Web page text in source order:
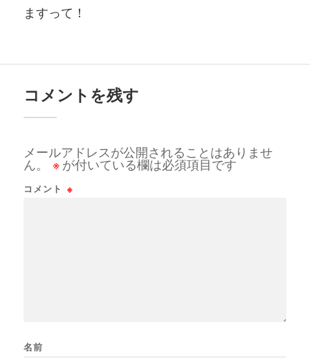
ますって！
コメントを残す
メールアドレスが公開されることはありませ
ん。
※ が付いている欄は必須項目です
コメント ※
名前